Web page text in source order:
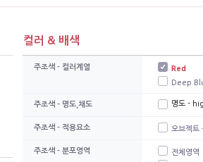
컬러 & 배색
주조색 - 컬러계열 Red
Deep
주조색 - 명도,채도 명도 -
주조색 - 적용요소 오브젝트
주조색 - 분포영역 전체영역